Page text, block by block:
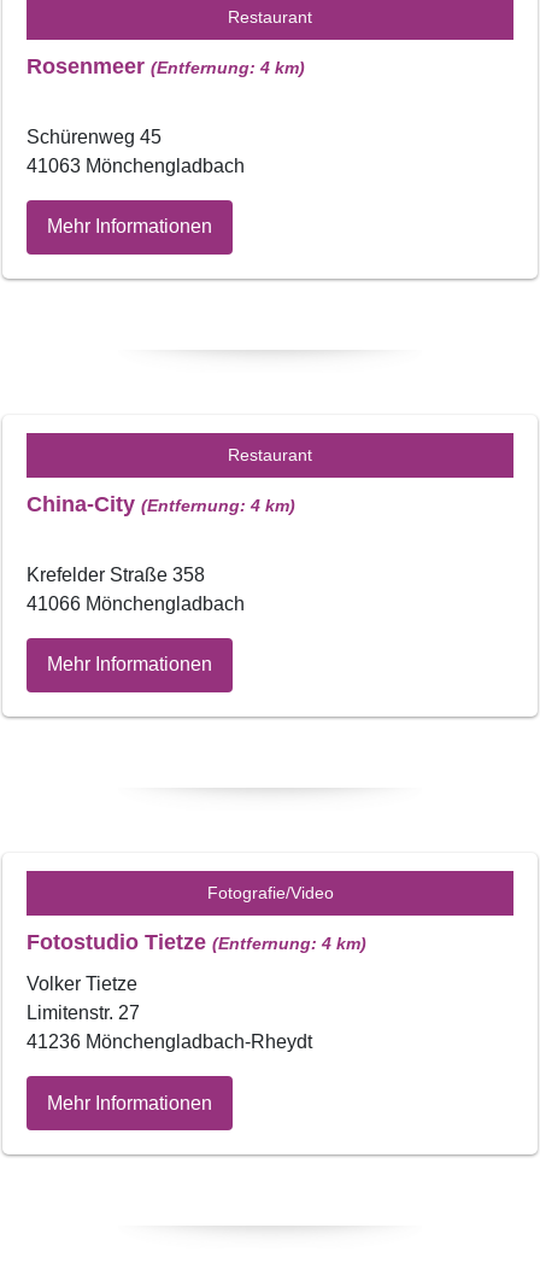
Restaurant
Rosenmeer (Entfernung: 4 km)
Schürenweg 45
41063 Mönchengladbach
Mehr Informationen
Restaurant
China-City (Entfernung: 4 km)
Krefelder Straße 358
41066 Mönchengladbach
Mehr Informationen
Fotografie/Video
Fotostudio Tietze (Entfernung: 4 km)
Volker Tietze
Limitenstr. 27
41236 Mönchengladbach-Rheydt
Mehr Informationen